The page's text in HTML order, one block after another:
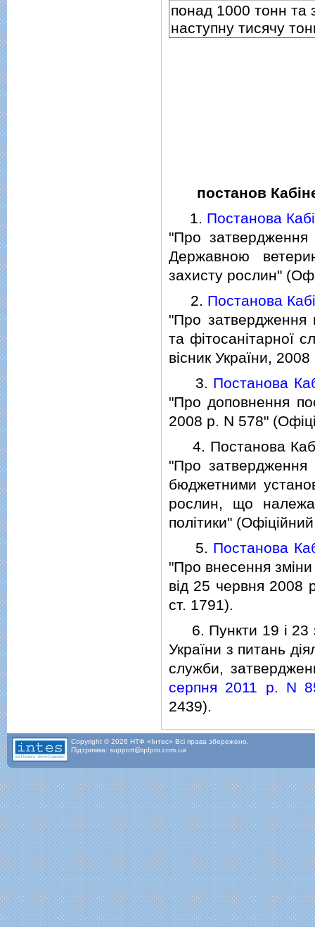
понад 1000 тонн та
наступну тисячу
постанов
1. Постанова
"Про затвердження
Державною
захисту рослин"
2. Постанова
"Про затвердження
та фiтосанiтарної
вiсник України,
3. Постанова
"Про доповнення
2008 р. N 578"
4. Постанова
"Про затвердження
бюджетними
рослин, що
полiтики" (Офiцiйний
5. Постанова
"Про внесення змiни
вiд 25 червня 2008
ст. 1791).
6. Пункти 19 i 23
України з питань
служби,
серпня 2011 р. N
2439).
Copyright © 2026 НТФ «Інтес» Всі права збережено.
Підтримка: support@qdpro.com.ua